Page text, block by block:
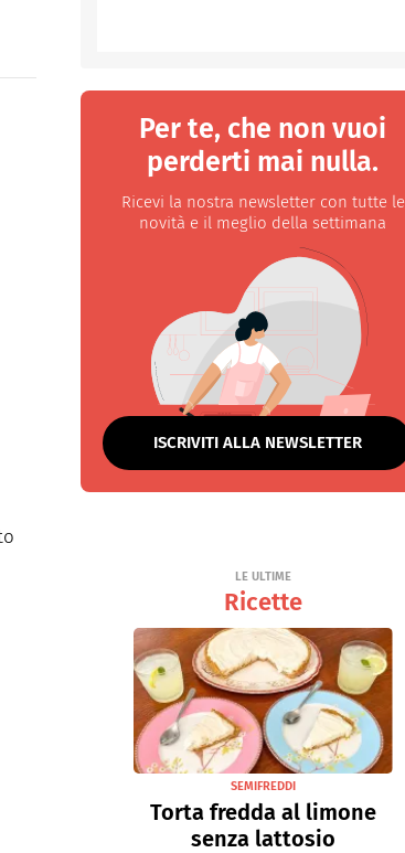
Per te, che non vuoi
perderti mai nulla.
Ricevi la nostra newsletter con tutte le
novità e il meglio della settimana
ISCRIVITI ALLA NEWSLETTER
LE ULTIME
Ricette
SEMIFREDDI
Torta fredda al limone
senza lattosio